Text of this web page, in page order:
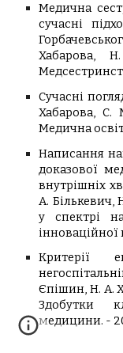
Медична
сучасні
Хабарова,
Сучасні
Хабарова,С.
Медична
Написання
доказової
внутрішніх
А. Бількевич,
у спектрі
інноваційної
Критерії
Єпішин,Н. А.
Здобутки
медицини. -